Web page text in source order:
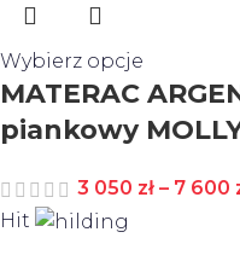
Wybierz opcje
MATERAC
piankowy
3 050 zł – 7 600
Hit